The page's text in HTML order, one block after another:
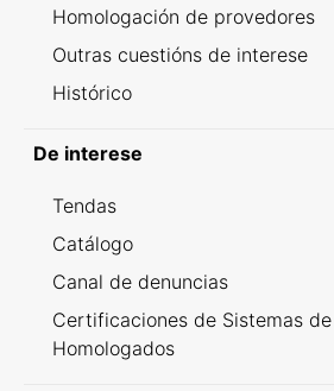
Homologación de provedores
Outras cuestións de interese
Histórico
De interese
Tendas
Catálogo
Canal de denuncias
Certificaciones de Sistemas
Homologados